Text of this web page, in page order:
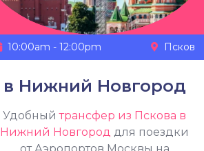
10:00am - 12:00pm Псков
в Нижний Новгород
Удобныйтрансфер из Пскова в
Нижний Новгород для поездки
от Аэропортов Москвы на